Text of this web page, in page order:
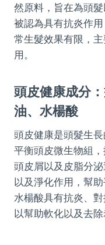
然原料，旨在為頭
被認為具有抗炎作
常生髮效果有限，
用。
頭皮健康成分
油、水楊酸
頭皮健康是頭髮生
平衡頭皮微生物組
頭皮屑以及皮脂分
以及淨化作用，幫
水楊酸具有抗炎、
以幫助軟化以及去除